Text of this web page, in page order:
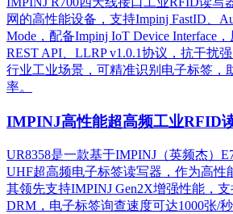
网的高性能设备，支持Impinj FastID、
Mode，配备Impinj IoT Device Interface
REST API、LLRP v1.0.1协议，抗干扰
行业工业场景，可精准识别电子标签，
率。
IMPINJ高性能超高频工业RFID
UR8358是一款基于IMPINJ（英频杰）
UHF超高频电子标签读写器，作为高性
其领先支持IMPINJ Gen2X增强性能，
DRM，电子标签询查速度可达1000张/